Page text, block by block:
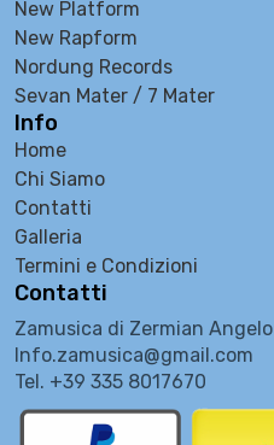
New Platform
New Rapform
Nordung Records
Sevan Mater / 7 Mater
Info
Home
Chi Siamo
Contatti
Galleria
Termini e Condizioni
Contatti
Zamusica di Zermian Angelo
Info.zamusica@gmail.com
Tel. +39 335 8017670